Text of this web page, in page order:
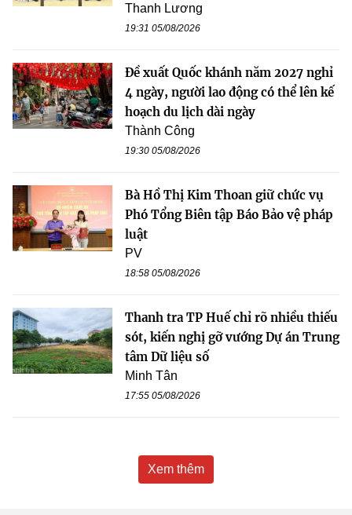
Thanh Lương
19:31 05/08/2026
Đề xuất Quốc khánh năm 2027 nghỉ
4 ngày, người lao động có thể lên kế
hoạch du lịch dài ngày
Thành Công
19:30 05/08/2026
Bà Hồ Thị Kim Thoan giữ chức vụ
Phó Tổng Biên tập Báo Bảo vệ pháp
luật
PV
18:58 05/08/2026
Thanh tra TP Huế chỉ rõ nhiều thiếu
sót, kiến nghị gỡ vướng Dự án Trung
tâm Dữ liệu số
Minh Tân
17:55 05/08/2026
Xem thêm